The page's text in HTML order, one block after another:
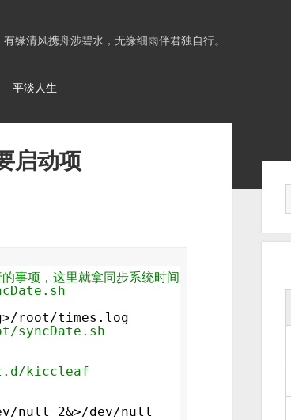
缘清风携舟涉碧水，无缘细雨伴君独自行。
平淡人生
启动项
事项，这里就拿同步系统时间作为例子
/root/times .log
syncDate.sh
kiccleaf
null 2&>/dev/null